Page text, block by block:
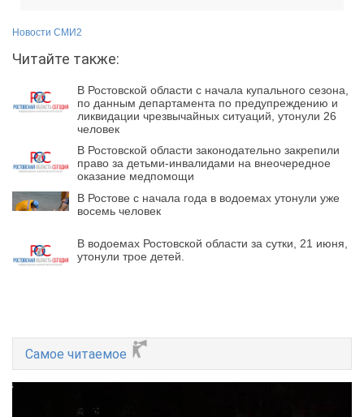
Новости СМИ2
Читайте также:
В Ростовской области с начала купального сезона,
по данным департамента по предупреждению и
ликвидации чрезвычайных ситуаций, утонули 26
человек
В Ростовской области законодательно закрепили
право за детьми-инвалидами на внеочередное
оказание медпомощи
В Ростове с начала года в водоемах утонули уже
восемь человек
В водоемах Ростовской области за сутки, 21 июня,
утонули трое детей.
Самое читаемое